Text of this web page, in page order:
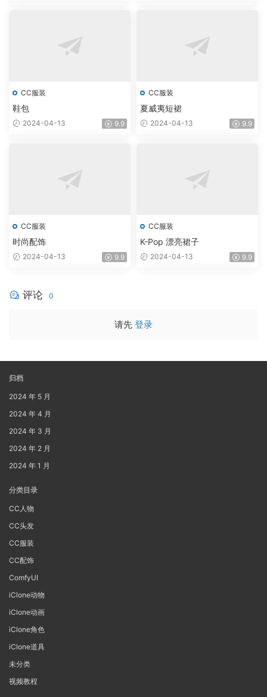
CC服装
鞋包
2024-04-13 9.9
CC服装
夏威夷短裙
2024-04-13 9.9
CC服装
时尚配饰
2024-04-13 9.9
CC服装
K-Pop 漂亮裙子
2024-04-13 9.9
评论 0
请先 登录
归档
2024 年 5 月
2024 年 4 月
2024 年 3 月
2024 年 2 月
2024 年 1 月
分类目录
CC人物
CC头发
CC服装
CC配饰
ComfyUI
iClone动物
iClone动画
iClone角色
iClone道具
未分类
视频教程